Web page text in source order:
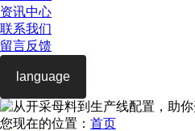
资讯中心
联系我们
留言反馈
language
您现在的位置： 首页